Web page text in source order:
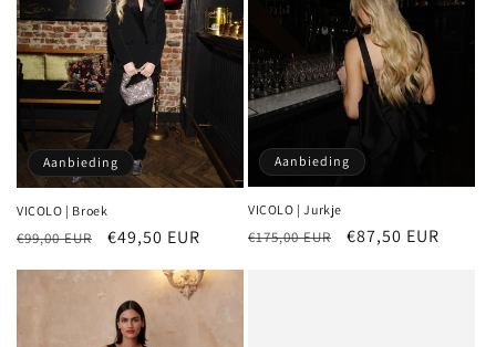
Aanbieding
VICOLO | Broek
Normale
€99,00 EUR Aanbiedingsprijs
€49,50 EUR
Aanbieding
VICOLO | Jurkje
Normale
€175,00 EUR Aanbiedingsprijs
€87,50 EUR